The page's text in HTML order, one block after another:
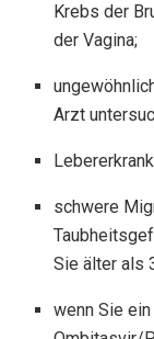
Krebs der
der Vagina;
Arzt
schwere
Sie älter als
wenn Sie